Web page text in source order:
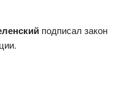
подписал закон